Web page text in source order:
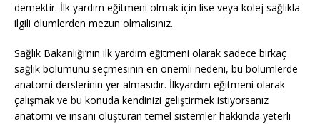
demektir. İlk yardım eğitmeni olmak için lise veya kolej sağlıkla
ilgili ölümlerden mezun olmalısınız.
Sağlık Bakanlığı’nın ilk yardım eğitmeni olarak sadece birkaç
sağlık bölümünü seçmesinin en önemli nedeni, bu bölümlerde
anatomi derslerinin yer almasıdır. İlkyardım eğitmeni olarak
çalışmak ve bu konuda kendinizi geliştirmek istiyorsanız
anatomi ve insanı oluşturan temel sistemler hakkında yeterli